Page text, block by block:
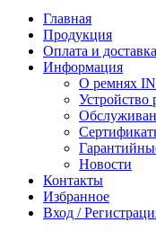
Главная
Продукция
Оплата и доставка
Информация
О ремнях
Устройство
Новости
Контакты
Избранное
Вход /